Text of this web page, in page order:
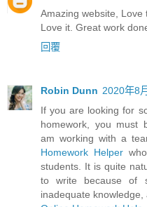
Amazing website, Love
Love it. Great work
回覆
Robin Dunn 2020年8
If you are looking for
homework, you must
am working with a
Homework Helper
students. It is quite
to write because of
inadequate knowledge,